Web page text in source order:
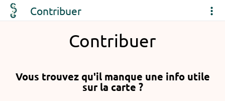
Contribuer
Contribuer
Vous trouvez qu'il manque une info utile
sur la carte ?